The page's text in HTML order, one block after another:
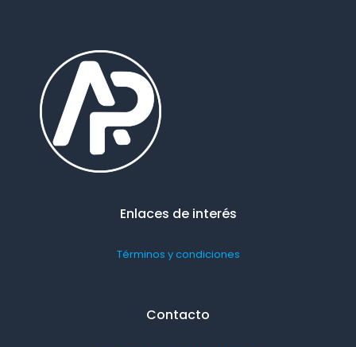
Enlaces de interés
Términos y condiciones
Contacto